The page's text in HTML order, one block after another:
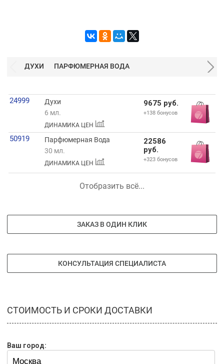
ДУХИ ПАРФЮМЕРНАЯ ВОДА
24999
Духи
6 мл.
ДИНАМИКА ЦЕН
9675 руб.
+138 бонусов
50919
Парфюмерная Вода
30 мл.
ДИНАМИКА ЦЕН
22586
руб.
+323 бонусов
Отобразить всё...
ЗАКАЗ В ОДИН КЛИК
КОНСУЛЬТАЦИЯ СПЕЦИАЛИСТА
СТОИМОСТЬ И СРОКИ ДОСТАВКИ
Ваш город: